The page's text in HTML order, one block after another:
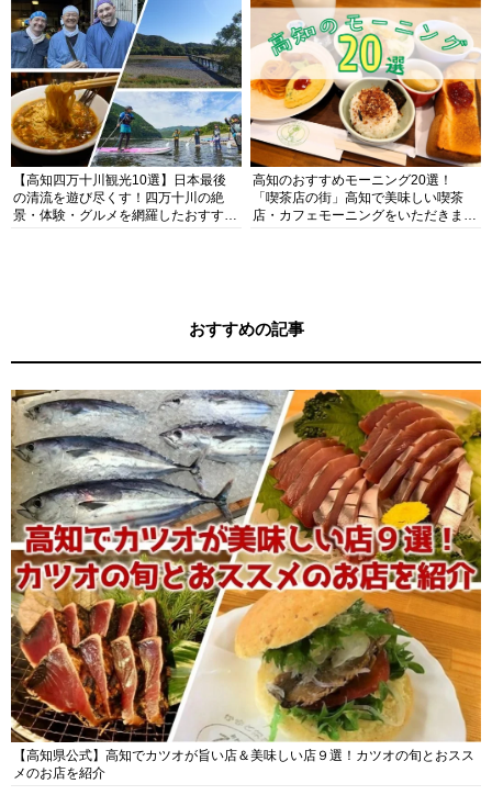
【高知四万十川観光10選】日本最後
の清流を遊び尽くす！四万十川の絶
景・体験・グルメを網羅したおすすめ
高知のおすすめモーニング20選！
「喫茶店の街」高知で美味しい喫茶
店・カフェモーニングをいただきま
おすすめの記事
【高知県公式】高知でカツオが旨い店＆美味しい店９選！カツオの旬とおスス
メのお店を紹介